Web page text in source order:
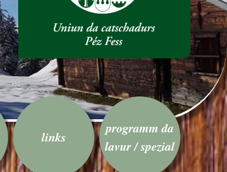
links
programm da
lavur / spezial